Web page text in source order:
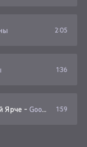
2:05
1:36
Ярче - Goofy 1:59